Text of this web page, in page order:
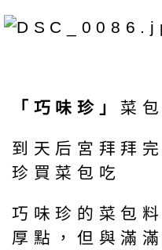
「巧味珍」 菜包
到天后宮拜拜
珍買菜包吃
巧味珍的菜包
厚點，但與滿